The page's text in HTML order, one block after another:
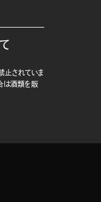
されていま
は酒類を販